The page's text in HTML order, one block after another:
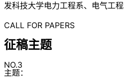
发科技大学电力工程系、电气工
CALL FOR PAPERS
征稿主题
NO.3
主题：